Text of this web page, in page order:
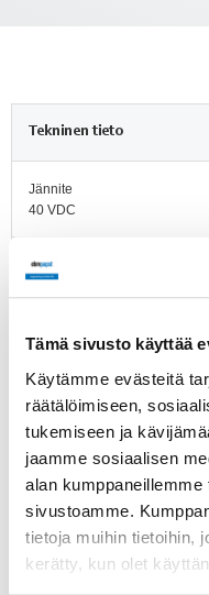
Tämä sivusto käyttää
Käytämme evästeitä
räätälöimiseen,
tukemiseen ja
jaamme sosiaalisen
alan
sivustoamme.
tietoja muihin tietoihin,
kerätty, kun olet
Tekninen tieto
Jännite
40 VDC
Nimellisvirta
1.65 A
Kierrosluku
Suojausluokka
IP40
Moottorin eristysluokka
B
Sähköinen kytkentä